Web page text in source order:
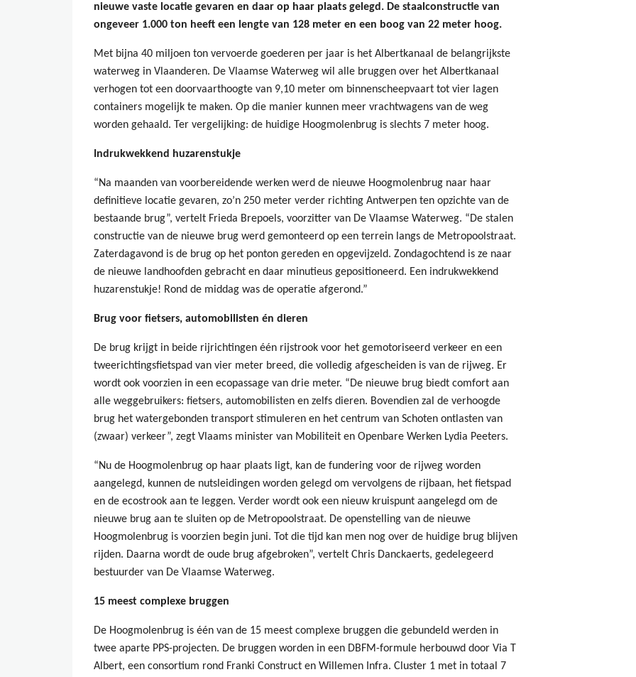
nieuwe vaste locatie gevaren en daar op haar plaats gelegd. De staalconstructie van
ongeveer 1.000 ton heeft een lengte van 128 meter en een boog van 22 meter hoog.
Met bijna 40 miljoen ton vervoerde goederen per jaar is het Albertkanaal de belangrijkste
waterweg in Vlaanderen. De Vlaamse Waterweg wil alle bruggen over het Albertkanaal
verhogen tot een doorvaarthoogte van 9,10 meter om binnenscheepvaart tot vier lagen
containers mogelijk te maken. Op die manier kunnen meer vrachtwagens van de weg
worden gehaald. Ter vergelijking: de huidige Hoogmolenbrug is slechts 7 meter hoog.
Indrukwekkend huzarenstukje
“Na maanden van voorbereidende werken werd de nieuwe Hoogmolenbrug naar haar
definitieve locatie gevaren, zo’n 250 meter verder richting Antwerpen ten opzichte van de
bestaande brug”, vertelt Frieda Brepoels, voorzitter van De Vlaamse Waterweg. “De stalen
constructie van de nieuwe brug werd gemonteerd op een terrein langs de Metropoolstraat.
Zaterdagavond is de brug op het ponton gereden en opgevijzeld. Zondagochtend is ze naar
de nieuwe landhoofden gebracht en daar minutieus gepositioneerd. Een indrukwekkend
huzarenstukje! Rond de middag was de operatie afgerond.”
Brug voor fietsers, automobilisten én dieren
De brug krijgt in beide rijrichtingen één rijstrook voor het gemotoriseerd verkeer en een
tweerichtingsfietspad van vier meter breed, die volledig afgescheiden is van de rijweg. Er
wordt ook voorzien in een ecopassage van drie meter. “De nieuwe brug biedt comfort aan
alle weggebruikers: fietsers, automobilisten en zelfs dieren. Bovendien zal de verhoogde
brug het watergebonden transport stimuleren en het centrum van Schoten ontlasten van
(zwaar) verkeer”, zegt Vlaams minister van Mobiliteit en Openbare Werken Lydia Peeters.
“Nu de Hoogmolenbrug op haar plaats ligt, kan de fundering voor de rijweg worden
aangelegd, kunnen de nutsleidingen worden gelegd om vervolgens de rijbaan, het fietspad
en de ecostrook aan te leggen. Verder wordt ook een nieuw kruispunt aangelegd om de
nieuwe brug aan te sluiten op de Metropoolstraat. De openstelling van de nieuwe
Hoogmolenbrug is voorzien begin juni. Tot die tijd kan men nog over de huidige brug blijven
rijden. Daarna wordt de oude brug afgebroken”, vertelt Chris Danckaerts, gedelegeerd
bestuurder van De Vlaamse Waterweg.
15 meest complexe bruggen
De Hoogmolenbrug is één van de 15 meest complexe bruggen die gebundeld werden in
twee aparte PPS-projecten. De bruggen worden in een DBFM-formule herbouwd door Via T
Albert, een consortium rond Franki Construct en Willemen Infra. Cluster 1 met in totaal 7